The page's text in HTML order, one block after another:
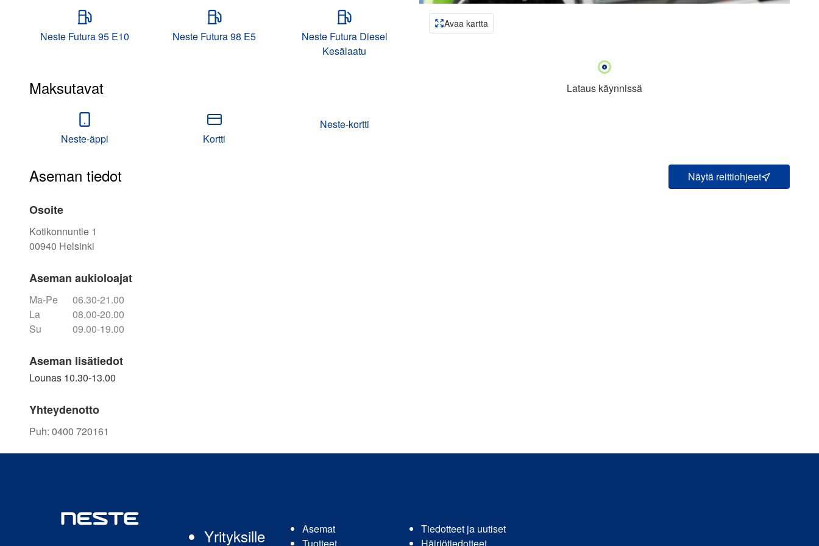
Neste Futura 95 E10 Neste Futura 98 E5
Neste Futura Diesel
Kesälaatu
Maksutavat
Neste-äppi Kortti
Neste-kortti
Aseman tiedot
Osoite
Kotikonnuntie 1
00940 Helsinki
Aseman aukioloajat
Ma-Pe
06.30-21.00
La
08.00-20.00
Su
09.00-19.00
Aseman lisätiedot
Lounas 10.30-13.00
Yhteydenotto
Puh: 0400 720161
Lataus käynnissä
Avaa kartta
Näytä reittiohjeet
Yrityksille
Asemat
Tiedotteet ja uutiset